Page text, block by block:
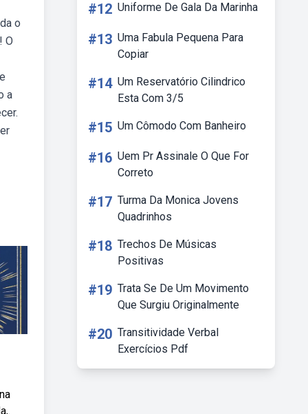
o
O
a
#12 Uniforme De Gala Da Marinha
#13 Uma Fabula Pequena Para
Copiar
#14 Um Reservatório Cilindrico
Esta Com 3/5
#15 Um Cômodo Com Banheiro
#16 Uem Pr Assinale O Que For
Correto
#17 Turma Da Monica Jovens
Quadrinhos
#18 Trechos De Músicas
Positivas
#19 Trata Se De Um Movimento
Que Surgiu Originalmente
#20 Transitividade Verbal
Exercícios Pdf